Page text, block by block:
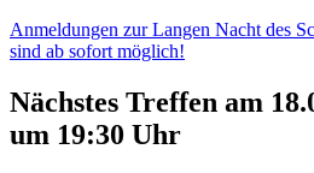
Anmeldungen zur Langen Nacht des
sind ab sofort möglich!
Nächstes Treffen am
um 19:30 Uhr